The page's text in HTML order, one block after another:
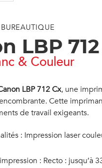
LBP
& Couleur
LBP 712 Cx, une
Cette
de travail exigeants.
: Impression laser
: Recto : jusqu’à